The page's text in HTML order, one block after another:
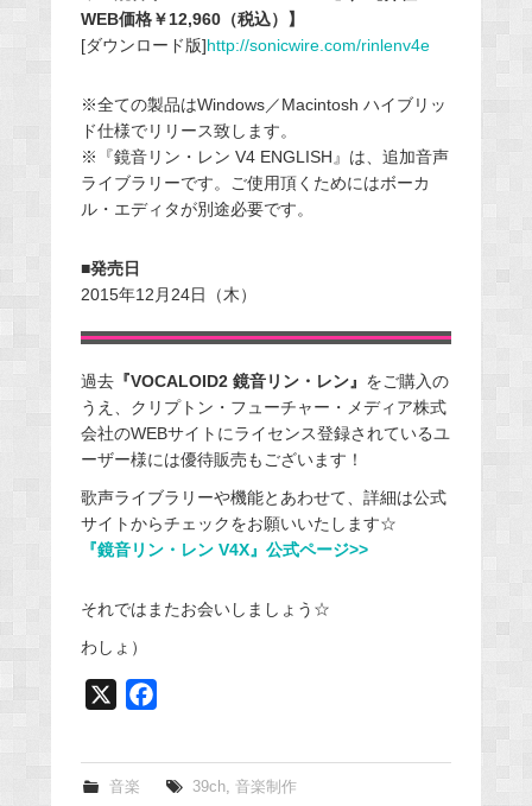
WEB価格￥12,960（税込）】
[ダウンロード版]http://sonicwire.com/rinlenv4e
※全ての製品はWindows／Macintosh ハイブリッ
ド仕様でリリース致します。
※『鏡音リン・レン V4 ENGLISH』は、追加音声
ライブラリーです。ご使用頂くためにはボーカ
ル・エディタが別途必要です。
■発売日
2015年12月24日（木）
過去『VOCALOID2 鏡音リン・レン』 をご購入の
うえ、クリプトン・フューチャー・メディア株式
会社のWEBサイトにライセンス登録されているユ
ーザー様には優待販売もございます！
歌声ライブラリーや機能とあわせて、詳細は公式
サイトからチェックをお願いいたします☆
『鏡音リン・レン V4X』公式ページ>>
それではまたお会いしましょう☆
わしょ）
e
音楽 39ch, 音楽制作